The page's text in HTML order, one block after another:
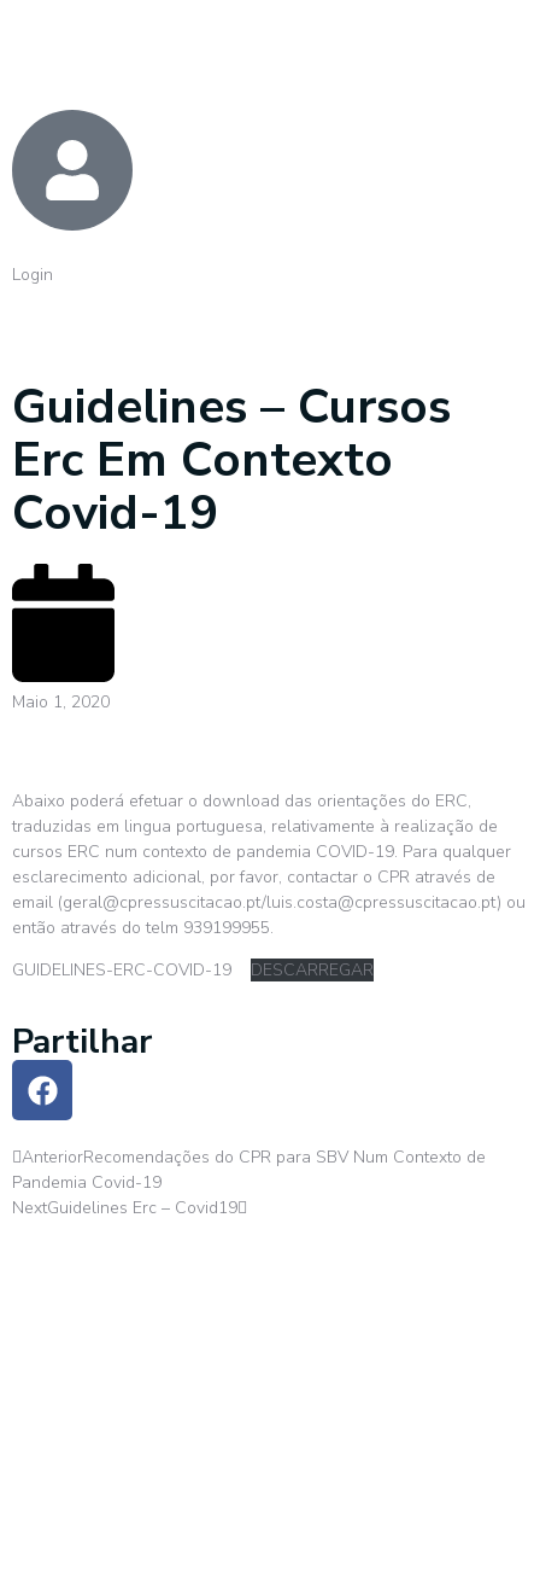
Login
Guidelines – Cursos
Erc Em Contexto
Covid-19
Maio 1, 2020
Abaixo poderá efetuar o download das orientações do ERC,
traduzidas em lingua portuguesa, relativamente à realização de
cursos ERC num contexto de pandemia COVID-19. Para qualquer
esclarecimento adicional, por favor, contactar o CPR através de
email (geral@cpressuscitacao.pt/luis.costa@cpressuscitacao.pt) ou
então através do telm 939199955.
GUIDELINES-ERC-COVID-19
DESCARREGAR
Partilhar
AnteriorRecomendações do CPR para SBV Num Contexto de
Pandemia Covid-19
NextGuidelines Erc – Covid19